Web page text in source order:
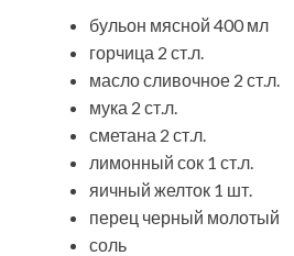
бульон мясной 400 мл
горчица 2 ст.л.
масло сливочное 2 ст.л.
мука 2 ст.л.
сметана 2 ст.л.
лимонный сок 1 ст.л.
яичный желток 1 шт.
перец черный молотый
соль